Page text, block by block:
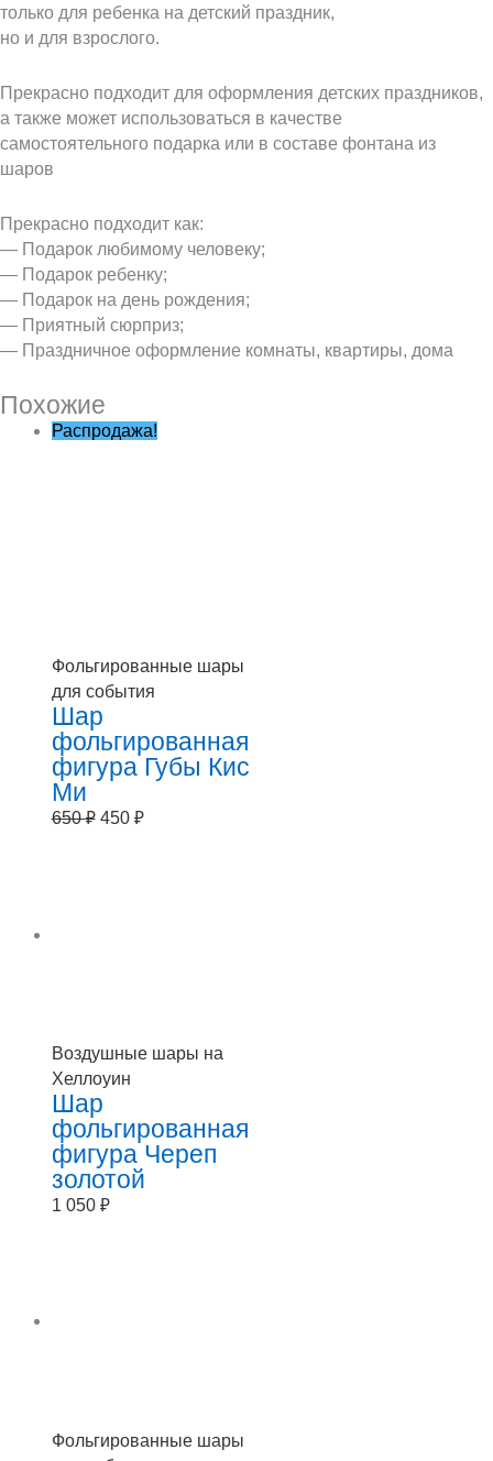
только для ребенка на детский праздник,
но и для взрослого.
Прекрасно подходит для оформления детских праздников,
а также может использоваться в качестве
самостоятельного подарка или в составе фонтана из
шаров
Прекрасно подходит как:
— Подарок любимому человеку;
— Подарок ребенку;
— Подарок на день рождения;
— Приятный сюрприз;
— Праздничное оформление комнаты, квартиры, дома
Похожие
Распродажа!
Фольгированные шары
для события
Шар
фольгированная
фигура Губы Кис
Ми
650₽ 450 ₽
Воздушные шары на
Хеллоуин
Шар
фольгированная
фигура Череп
золотой
1 050 ₽
Фольгированные шары